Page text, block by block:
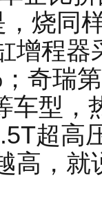
烧同
增程
奇瑞
车型，
超高
高，